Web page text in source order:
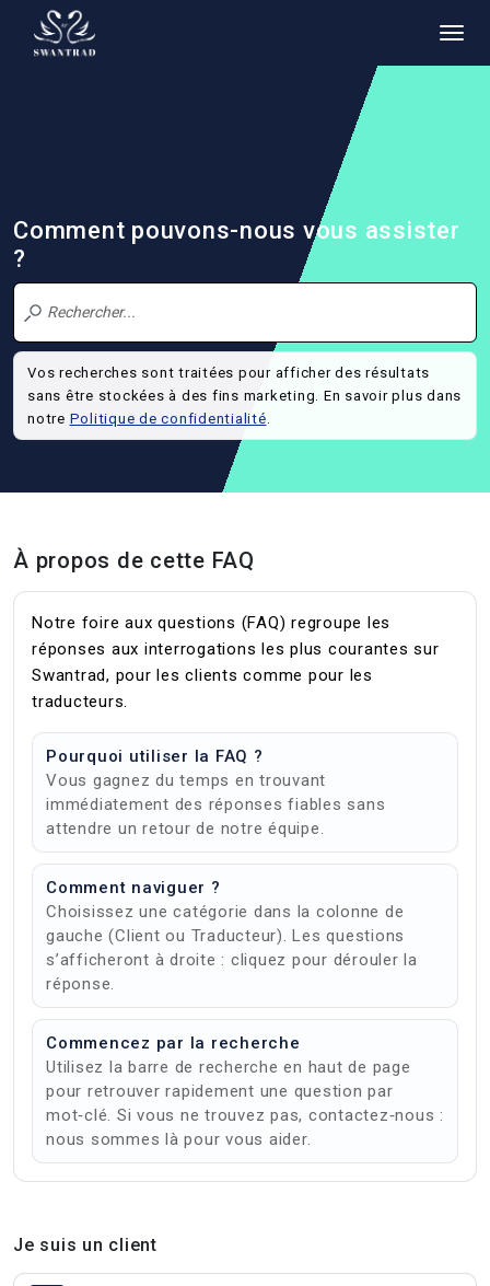
Comment pouvons-nous vous assister
?
Vos recherches sont traitées pour afficher des résultats
sans être stockées à des fins marketing. En savoir plus dans
notre Politique de confidentialité.
À propos de cette FAQ
Notre foire aux questions (FAQ) regroupe les
réponses aux interrogations les plus courantes sur
Swantrad, pour les clients comme pour les
traducteurs.
Pourquoi utiliser la FAQ ?
Vous gagnez du temps en trouvant
immédiatement des réponses fiables sans
attendre un retour de notre équipe.
Comment naviguer ?
Choisissez une catégorie dans la colonne de
gauche (Client ou Traducteur). Les questions
s’afficheront à droite : cliquez pour dérouler la
réponse.
Commencez par la recherche
Utilisez la barre de recherche en haut de page
pour retrouver rapidement une question par
mot‑clé. Si vous ne trouvez pas, contactez‑nous :
nous sommes là pour vous aider.
Je suis un client